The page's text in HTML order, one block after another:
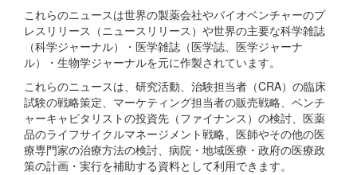
これらのニュースは世界の製薬会社やバイオベンチャーのプ
レスリリース（ニュースリリース）や世界の主要な科学雑誌
（科学ジャーナル）・医学雑誌（医学誌、医学ジャーナ
ル）・生物学ジャーナルを元に作製されています。
これらのニュースは、研究活動、治験担当者（CRA）の臨床
試験の戦略策定、マーケティング担当者の販売戦略、ベンチ
ャーキャピタリストの投資先（ファイナンス）の検討、医薬
品のライフサイクルマネージメント戦略、医師やその他の医
療専門家の治療方法の検討、病院・地域医療・政府の医療政
策の計画・実行を補助する資料として利用できます。